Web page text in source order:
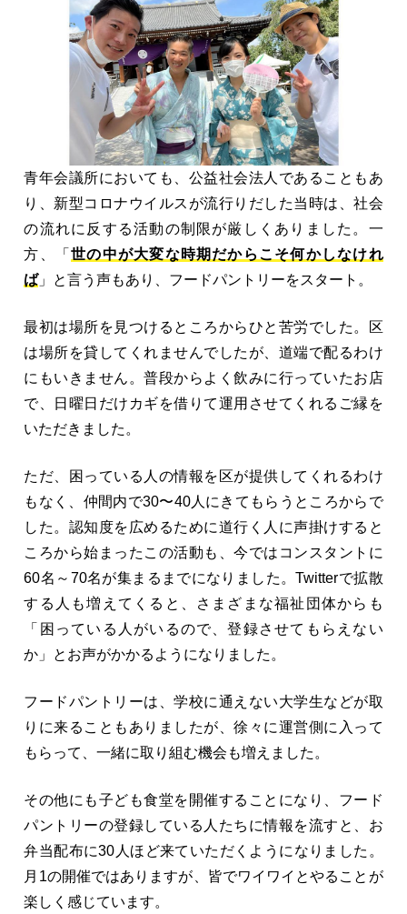
青年会議所においても、公益社会法人であることもあ
り、新型コロナウイルスが流行りだした当時は、社会
の流れに反する活動の制限が厳しくありました。一
方、「世の中が大変な時期 だからこそ何かしなけれ
ば」と言う声もあり、フードパントリーをスタート。
最初は場所を見つけるところからひと苦労でした。区
は場所を貸してくれませんでしたが、道端で配るわけ
にもいきません。普段からよく飲みに行っていたお店
で、日曜日だけカギを借りて運用させてくれるご縁を
いただきました。
ただ、困っている人の情報を区が提供してくれるわけ
もなく、仲間内で30〜40人にきてもらうところからで
した。認知度を広めるために道行く人に声掛けすると
ころから始まったこの活動も、今ではコンスタントに
60名～70名が集まるまでになりました。Twitterで拡散
する人も増えてくると、さまざまな福祉団体からも
「困っている人がいるので、登録させてもらえない
か」とお声がかかるようになりました。
フードパントリーは、学校に通えない大学生などが取
りに来ることもありましたが、徐々に運営側に入って
もらって、一緒に取り組む機会も増えました。
その他にも子ども食堂を開催することになり、フード
パントリーの登録している人たちに情報を流すと、お
弁当配布に30人ほど来ていただくようになりました。
月1の開催ではありますが、皆でワイワイとやることが
楽しく感じています。